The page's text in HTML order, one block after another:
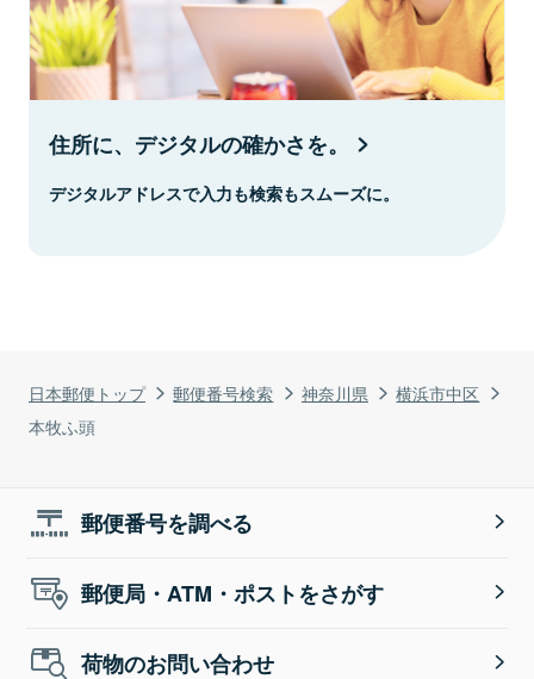
日本郵便トップ 郵便番号検索 神奈川県
横浜市中区
本牧ふ頭
住所に、デジタルの確かさを。
デジタルアドレスで入力も検索もスムーズに。
郵便番号を調べる
郵便局・ATM・ポストをさがす
荷物のお問い合わせ